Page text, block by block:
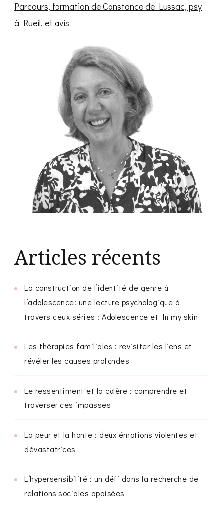
Parcours, formation de Constance de Lussac, psy
à Rueil, et avis
Articles récents
La construction de l’identité de genre à
l’adolescence: une lecture psychologique à
travers deux séries : Adolescence et In my skin
Les thérapies familiales : revisiter les liens et
révéler les causes profondes
Le ressentiment et la colère : comprendre et
traverser ces impasses
La peur et la honte : deux émotions violentes et
dévastatrices
L’hypersensibilité : un défi dans la recherche de
relations sociales apaisées